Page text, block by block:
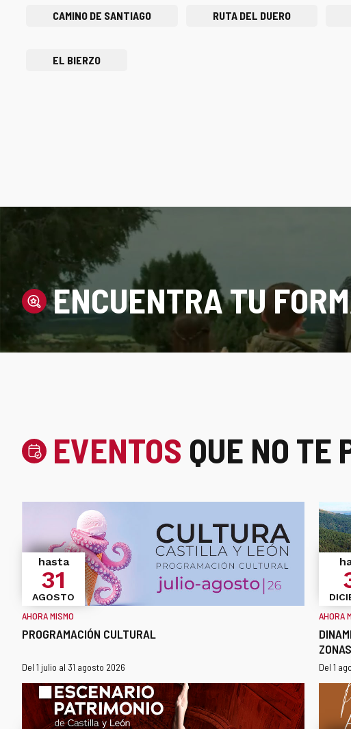
CAMINO DE SANTIAGO RUTA DEL DUERO
EL BIERZO
ENCUENTRA TU
EVENTOS QUE NO TE
PROGRAMACIÓN CULTURAL
Este
enlace
se
abrirá
hasta
31
AGOSTO
¿Cuándo?
AHORA MISMO
Fechas
Del 1 julio al 31 agosto 2026
AHORA
Fechas
Del 1